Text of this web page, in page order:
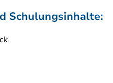
Schulungsinhalte: